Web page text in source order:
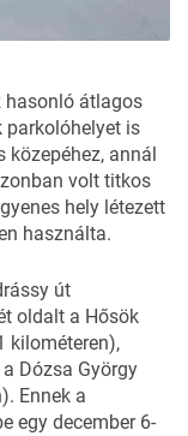
hasonló átlagos
parkolóhelyet is
közepéhez, annál
volt titkos
hely létezett
használta.
út
oldalt a Hősök
kilométeren),
Dózsa György
Ennek a
egy december 6-